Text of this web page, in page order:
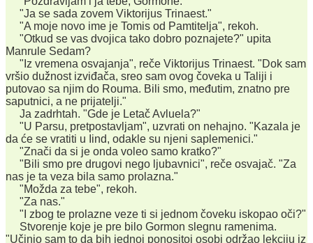
"Ja se sada zovem Viktorijus Trinaest."
"A moje novo ime je Tomis od Pamtitelja", rekoh.
"Otkud se vas dvojica tako dobro poznajete?" upita
Manrule Sedam?
"Iz vremena osvajanja", reče Viktorijus Trinaest. "Dok sam
vršio dužnost izviđača, sreo sam ovog čoveka u Taliji i
putovao sa njim do Rouma. Bili smo, međutim, znatno pre
saputnici, a ne prijatelji."
Ja zadrhtah. "Gde je Letač Avluela?"
"U Parsu, pretpostavljam", uzvrati on nehajno. "Kazala je
da će se vratiti u Iind, odakle su njeni saplemenici."
"Znači da si je onda voleo samo kratko?"
"Bili smo pre drugovi nego ljubavnici", reče osvajač. "Za
nas je ta veza bila samo prolazna."
"Možda za tebe", rekoh.
"Za nas."
"I zbog te prolazne veze ti si jednom čoveku iskopao oči?"
Stvorenje koje je pre bilo Gormon slegnu ramenima.
"Učinio sam to da bih jednoj ponositoj osobi održao lekciju iz